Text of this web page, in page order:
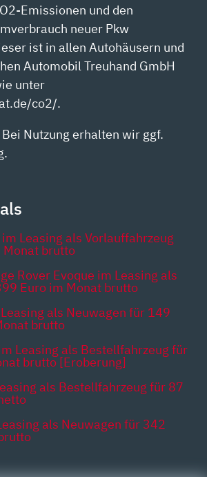
Emissionen und den
neuer Pkw
ist in allen Autohäusern und
Automobil Treuhand GmbH
unter
co2/.
Nutzung erhalten wir ggf.
Leasing als Vorlauffahrzeug
brutto
Rover Evoque im Leasing als
Euro im Monat brutto
als Neuwagen für 149
brutto
Leasing als Bestellfahrzeug für
brutto [Eroberung]
als Bestellfahrzeug für 87
als Neuwagen für 342